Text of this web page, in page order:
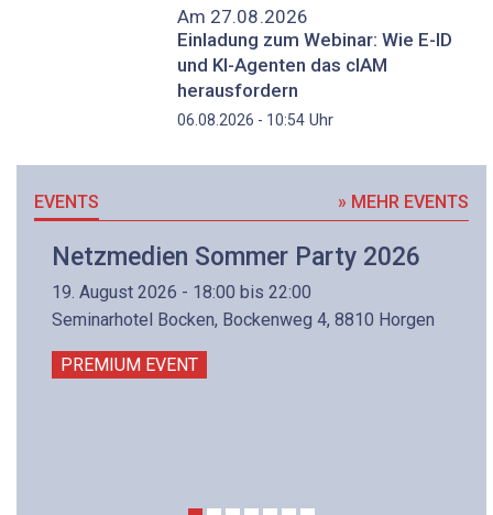
Am 27.08.2026
Einladung zum Webinar: Wie E-ID
und KI-Agenten das cIAM
herausfordern
06.08.2026 - 10:54Uhr
EVENTS » MEHR EVENTS
Netzmedien Sommer Party 2026
19. August 2026 - 18:00 bis 22:00
Seminarhotel Bocken, Bockenweg 4, 8810 Horgen
PREMIUM EVENT